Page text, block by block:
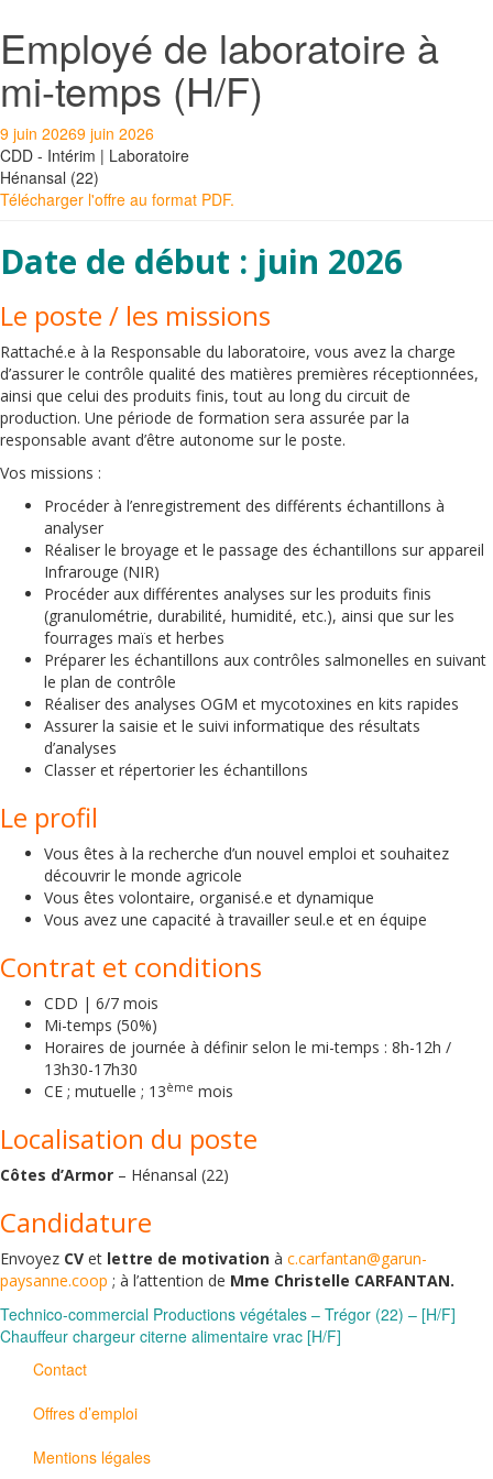
main
content
Employé de laboratoire à
mi-temps (H/F)
9 juin 20269 juin 2026
CDD - Intérim | Laboratoire
Hénansal (22)
Télécharger l'offre au format PDF.
Date de début : juin 2026
Le poste / les missions
Rattaché.e à la Responsable du laboratoire, vous avez la charge
d’assurer le contrôle qualité des matières premières réceptionnées,
ainsi que celui des produits finis, tout au long du circuit de
production. Une période de formation sera assurée par la
responsable avant d’être autonome sur le poste.
Vos missions :
Procéder à l’enregistrement des différents échantillons à
analyser
Réaliser le broyage et le passage des échantillons sur appareil
Infrarouge (NIR)
Procéder aux différentes analyses sur les produits finis
(granulométrie, durabilité, humidité, etc.), ainsi que sur les
fourrages maïs et herbes
Préparer les échantillons aux contrôles salmonelles en suivant
le plan de contrôle
Réaliser des analyses OGM et mycotoxines en kits rapides
Assurer la saisie et le suivi informatique des résultats
d’analyses
Classer et répertorier les échantillons
Le profil
Vous êtes à la recherche d’un nouvel emploi et souhaitez
découvrir le monde agricole
Vous êtes volontaire, organisé.e et dynamique
Vous avez une capacité à travailler seul.e et en équipe
Contrat et conditions
CDD | 6/7 mois
Mi-temps (50%)
Horaires de journée à définir selon le mi-temps : 8h-12h /
13h30-17h30
CE ; mutuelle ; 13ème mois
Localisation du poste
Côtes d’Armor – Hénansal (22)
Candidature
Envoyez CV et lettre de motivation à c.carfantan@garun-
paysanne.coop ; à l’attention de Mme Christelle CARFANTAN.
Navigation
de
Technico-commercial Productions végétales – Trégor (22) – [H/F]
Chauffeur chargeur citerne alimentaire vrac [H/F]
Contact
Offres d’emploi
Mentions légales